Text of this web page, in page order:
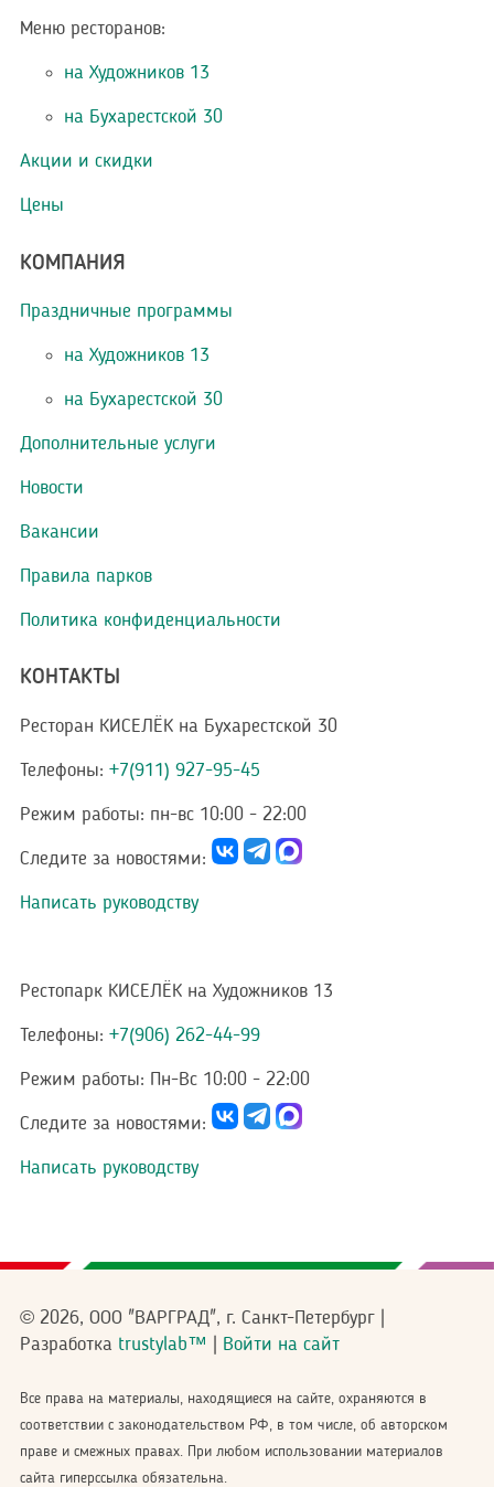
Меню ресторанов:
на Художников 13
на Бухарестской 30
Акции и скидки
Цены
КОМПАНИЯ
Праздничные программы
на Художников 13
на Бухарестской 30
Дополнительные услуги
Новости
Вакансии
Правила парков
Политика конфиденциальности
КОНТАКТЫ
Ресторан КИСЕЛЁК на Бухарестской 30
Телефоны: +7(911) 927-95-45
Режим работы: пн-вс 10:00 - 22:00
Следите за новостями:
Написать руководству
Рестопарк КИСЕЛЁК на Художников 13
Телефоны: +7(906) 262-44-99
Режим работы: Пн-Вс 10:00 - 22:00
Следите за новостями:
Написать руководству
© 2026, ООО "ВАРГРАД", г. Санкт-Петербург |
Разработка trustylab™ Войти на сайт
Все права на материалы, находящиеся на сайте, охраняются в
соответствии с законодательством РФ, в том числе, об авторском
праве и смежных правах. При любом использовании материалов
сайта гиперссылка обязательна.